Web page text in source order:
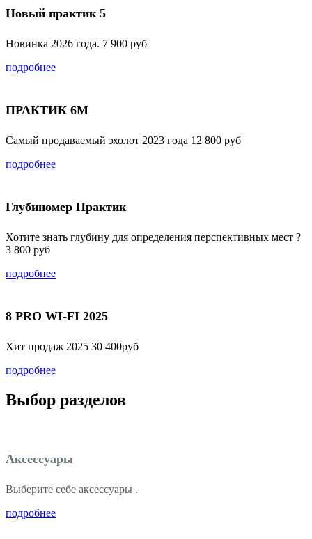
Новый практик 5
Новинка 2026 года. 7 900 руб
подробнее
ПРАКТИК 6M
Самый продаваемый эхолот 2023 года 12 800 руб
подробнее
Глубиномер Практик
Хотите знать глубину для определения перспективных мест ?
3 800 руб
подробнее
8 PRO WI-FI 2025
Хит продаж 2025 30 400руб
подробнее
Выбор разделов
Аксессуары
Выберите себе аксессуары .
подробнее